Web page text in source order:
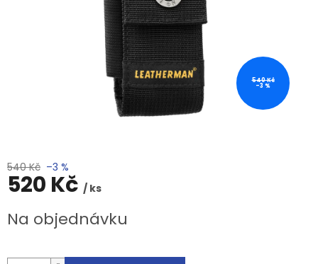
540 Kč
–3 %
540 Kč –3 %
520 Kč / ks
cena:
Na objednávku